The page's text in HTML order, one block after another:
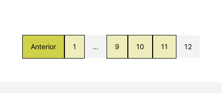
Anterior 1 … 9 10 11 12